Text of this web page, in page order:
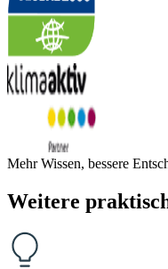
Mehr Wissen, bessere
Weitere